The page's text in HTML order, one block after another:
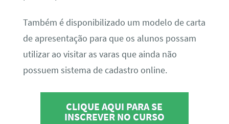
Também é disponibilizado um modelo de carta
de apresentação para que os alunos possam
utilizar ao visitar as varas que ainda não
possuem sistema de cadastro online.
CLIQUE AQUI PARA SE
INSCREVER NO CURSO